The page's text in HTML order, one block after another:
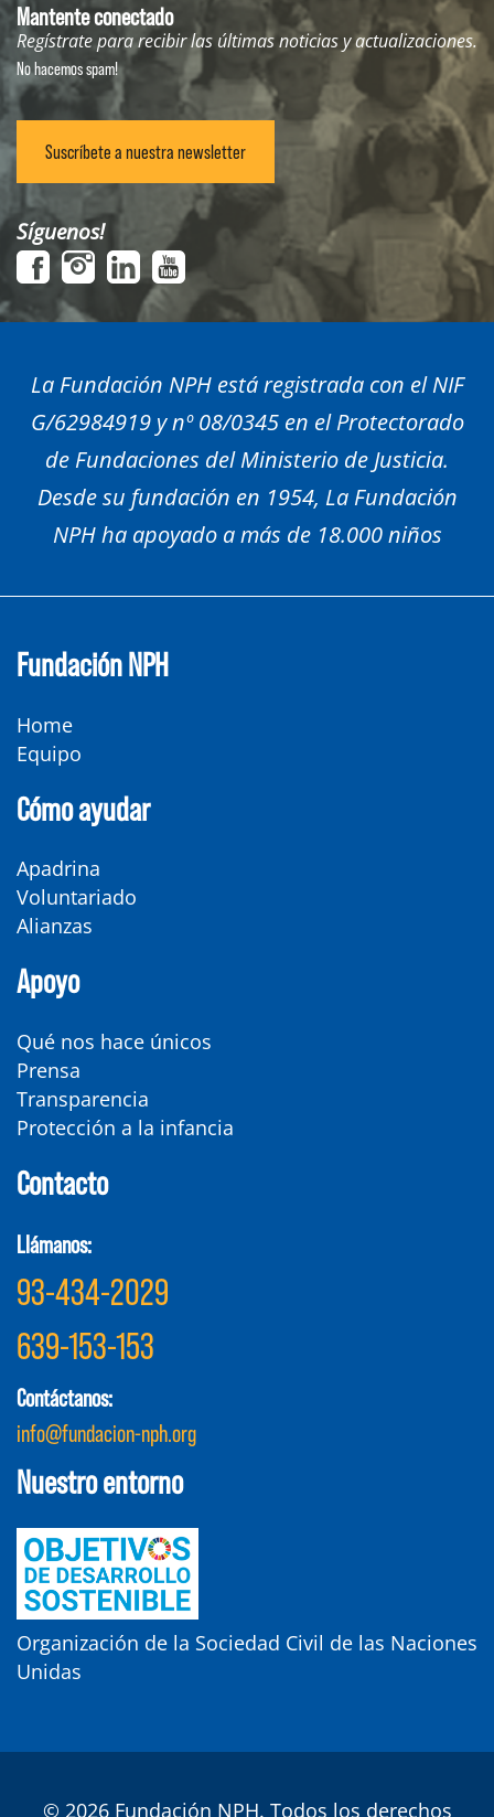
Mantente conectado
Regístrate para recibir las últimas noticias y actualizaciones.
No hacemos spam!
Suscríbete a nuestra newsletter
Síguenos!
La Fundación NPH está registrada con el NIF
G/62984919 y nº 08/0345 en el Protectorado
de Fundaciones del Ministerio de Justicia.
Desde su fundación en 1954, La Fundación
NPH ha apoyado a más de 18.000 niños
Fundación NPH
Home
Equipo
Cómo ayudar
Apadrina
Voluntariado
Alianzas
Apoyo
Qué nos hace únicos
Prensa
Transparencia
Protección a la infancia
Contacto
Llámanos:
93-434-2029
639-153-153
Contáctanos:
info@fundacion-nph.org
Nuestro entorno
Organización de la Sociedad Civil de las Naciones
Unidas
© 2026 Fundación NPH. Todos los derechos